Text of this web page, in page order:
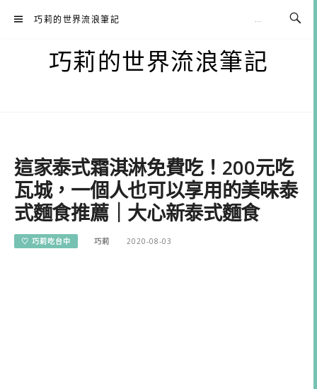
巧莉的世界流浪筆記
巧莉的世界流浪筆記
這家泰式霜淇淋免費吃！200元吃
瓦城，一個人也可以享用的美味泰
式麵食推薦｜大心新泰式麵食
♡ 巧莉吃台中 巧莉 2020-08-03